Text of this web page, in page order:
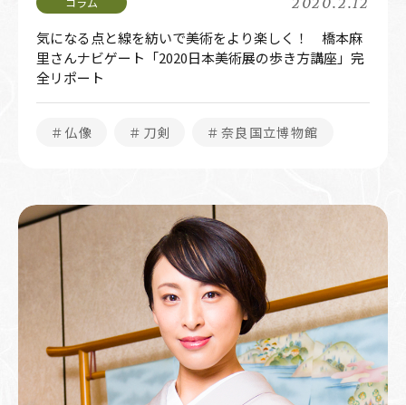
気になる点と線を紡いで美術をより楽しく！ 橋本麻
里さんナビゲート「2020日本美術展の歩き方講座」完
全リポート
＃仏像 ＃刀剣 ＃奈良国立博物館